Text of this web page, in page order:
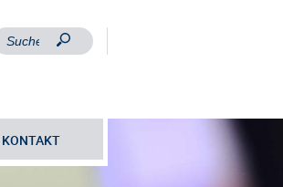
KONTAKT